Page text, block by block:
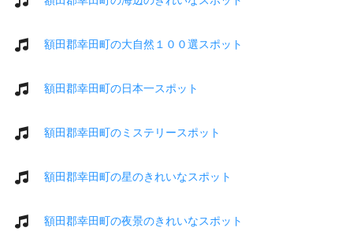
額田郡幸田町の大自然１００選スポット
額田郡幸田町の日本一スポット
額田郡幸田町のミステリースポット
額田郡幸田町の星のきれいなスポット
額田郡幸田町の夜景のきれいなスポット